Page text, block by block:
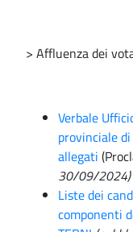
> Affluenza dei
Verbale
provinciale
allegati
30/09/2024)
Liste dei
componenti